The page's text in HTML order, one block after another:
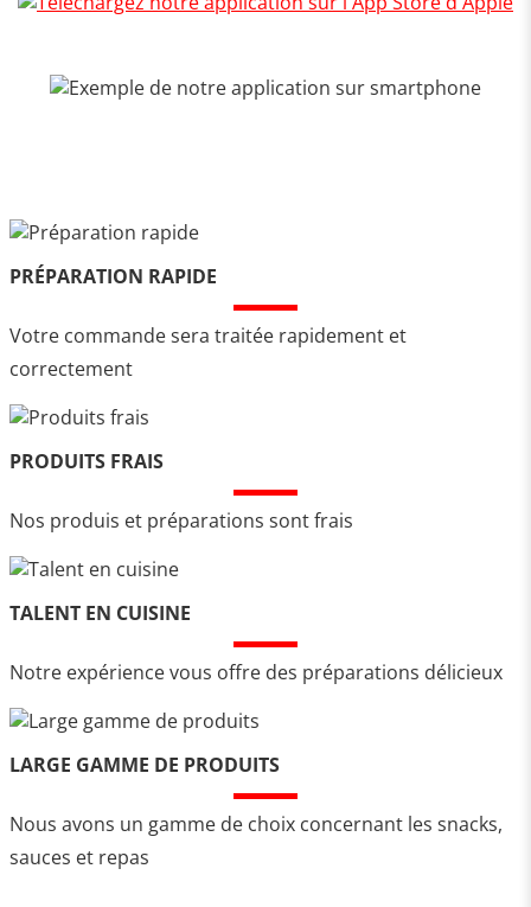
PRÉPARATION RAPIDE
Votre commande sera traitée rapidement et
correctement
PRODUITS FRAIS
Nos produis et préparations sont frais
TALENT EN CUISINE
Notre expérience vous offre des préparations délicieux
LARGE GAMME DE PRODUITS
Nous avons un gamme de choix concernant les snacks,
sauces et repas